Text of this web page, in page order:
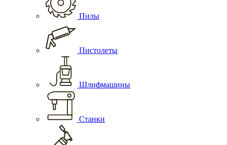
Пилы
Пистолеты
Шлифмашины
Станки